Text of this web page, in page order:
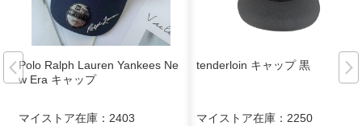
Polo Ralph Lauren Yankees Ne
w Era キャップ
マイストア在庫： 2403
tenderloin キャップ 黒
マイストア在庫： 2250